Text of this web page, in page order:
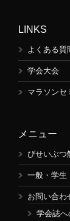
LINKS
よくある質
学会大会
マラソンセ
メニュー
びせいぶつ
一般・学生
お問い合わ
学会誌へ